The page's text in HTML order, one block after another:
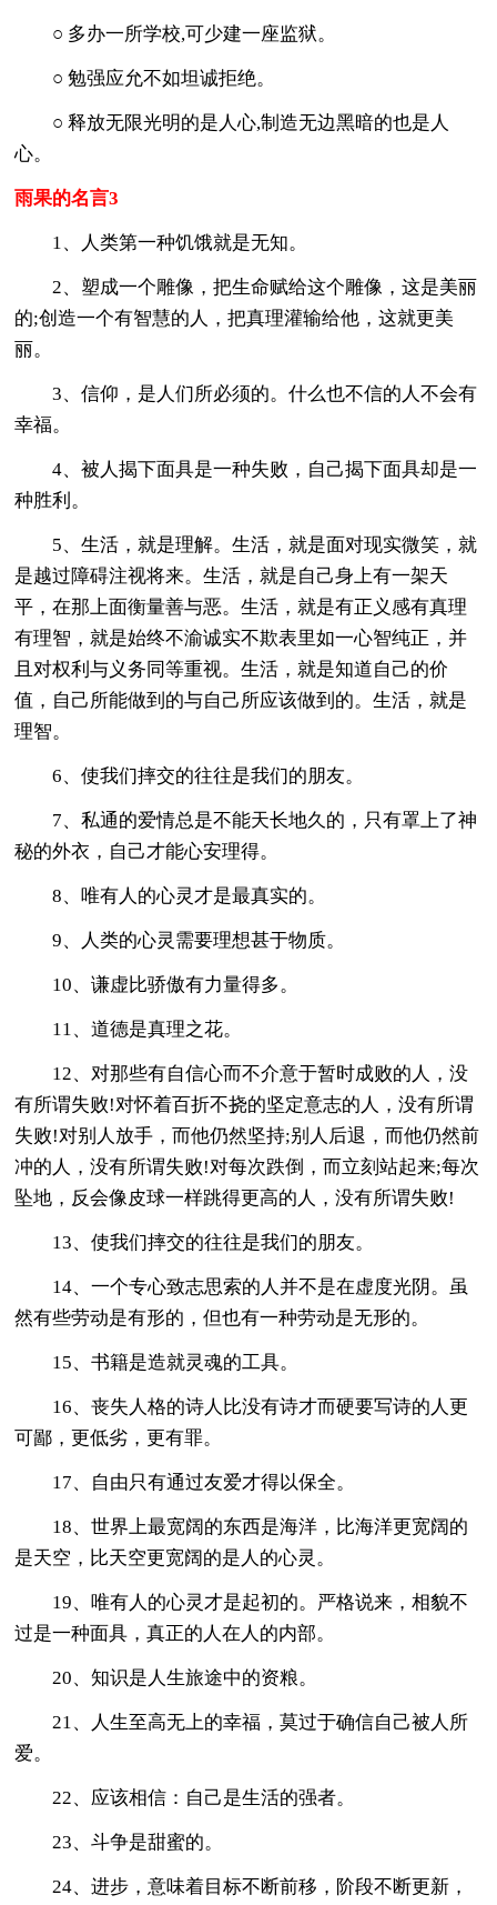
○ 多办一所学校,可少建一座监狱。
○ 勉强应允不如坦诚拒绝。
○ 释放无限光明的是人心,制造无边黑暗的也是人
心。
雨果的名言3
1、人类第一种饥饿就是无知。
2、塑成一个雕像，把生命赋给这个雕像，这是美丽
的;创造一个有智慧的人，把真理灌输给他，这就更美
丽。
3、信仰，是人们所必须的。什么也不信的人不会有
幸福。
4、被人揭下面具是一种失败，自己揭下面具却是一
种胜利。
5、生活，就是理解。生活，就是面对现实微笑，就
是越过障碍注视将来。生活，就是自己身上有一架天
平，在那上面衡量善与恶。生活，就是有正义感有真理
有理智，就是始终不渝诚实不欺表里如一心智纯正，并
且对权利与义务同等重视。生活，就是知道自己的价
值，自己所能做到的与自己所应该做到的。生活，就是
理智。
6、使我们摔交的往往是我们的朋友。
7、私通的爱情总是不能天长地久的，只有罩上了神
秘的外衣，自己才能心安理得。
8、唯有人的心灵才是最真实的。
9、人类的心灵需要理想甚于物质。
10、谦虚比骄傲有力量得多。
11、道德是真理之花。
12、对那些有自信心而不介意于暂时成败的人，没
有所谓失败!对怀着百折不挠的坚定意志的人，没有所谓
失败!对别人放手，而他仍然坚持;别人后退，而他仍然前
冲的人，没有所谓失败!对每次跌倒，而立刻站起来;每次
坠地，反会像皮球一样跳得更高的人，没有所谓失败!
13、使我们摔交的往往是我们的朋友。
14、一个专心致志思索的人并不是在虚度光阴。虽
然有些劳动是有形的，但也有一种劳动是无形的。
15、书籍是造就灵魂的工具。
16、丧失人格的诗人比没有诗才而硬要写诗的人更
可鄙，更低劣，更有罪。
17、自由只有通过友爱才得以保全。
18、世界上最宽阔的东西是海洋，比海洋更宽阔的
是天空，比天空更宽阔的是人的心灵。
19、唯有人的心灵才是起初的。严格说来，相貌不
过是一种面具，真正的人在人的内部。
20、知识是人生旅途中的资粮。
21、人生至高无上的幸福，莫过于确信自己被人所
爱。
22、应该相信：自己是生活的强者。
23、斗争是甜蜜的。
24、进步，意味着目标不断前移，阶段不断更新，